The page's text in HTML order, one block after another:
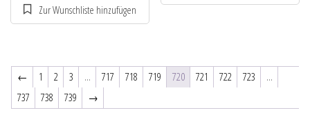
← 1 2 3 … 717 718 719 720 721 722 723
…
737
738 739 →